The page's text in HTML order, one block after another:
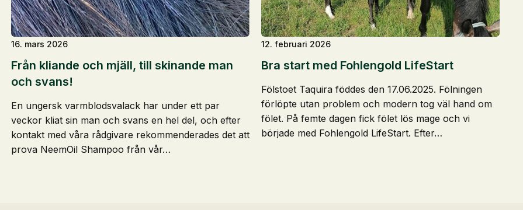
Från kliande och mjäll, till skinande man
och svans!
16. mars 2026
En ungersk varmblodsvalack har under ett par
veckor kliat sin man och svans en hel del, och efter
kontakt med våra rådgivare rekommenderades det att
prova NeemOil Shampoo från vår…
Bra start med Fohlengold LifeStart
12. februari 2026
Fölstoet Taquira föddes den 17.06.2025. Fölningen
förlöpte utan problem och modern tog väl hand om
fölet. På femte dagen fick fölet lös mage och vi
började med Fohlengold LifeStart. Efter…